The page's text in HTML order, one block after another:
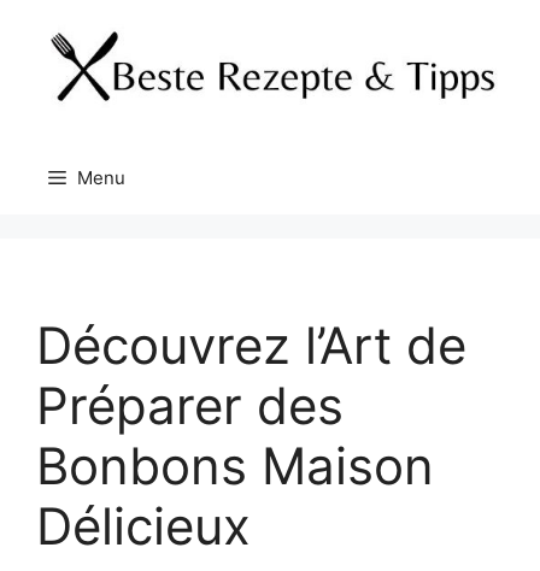
content
Menu
Découvrez l’Art de
Préparer des
Bonbons Maison
Délicieux